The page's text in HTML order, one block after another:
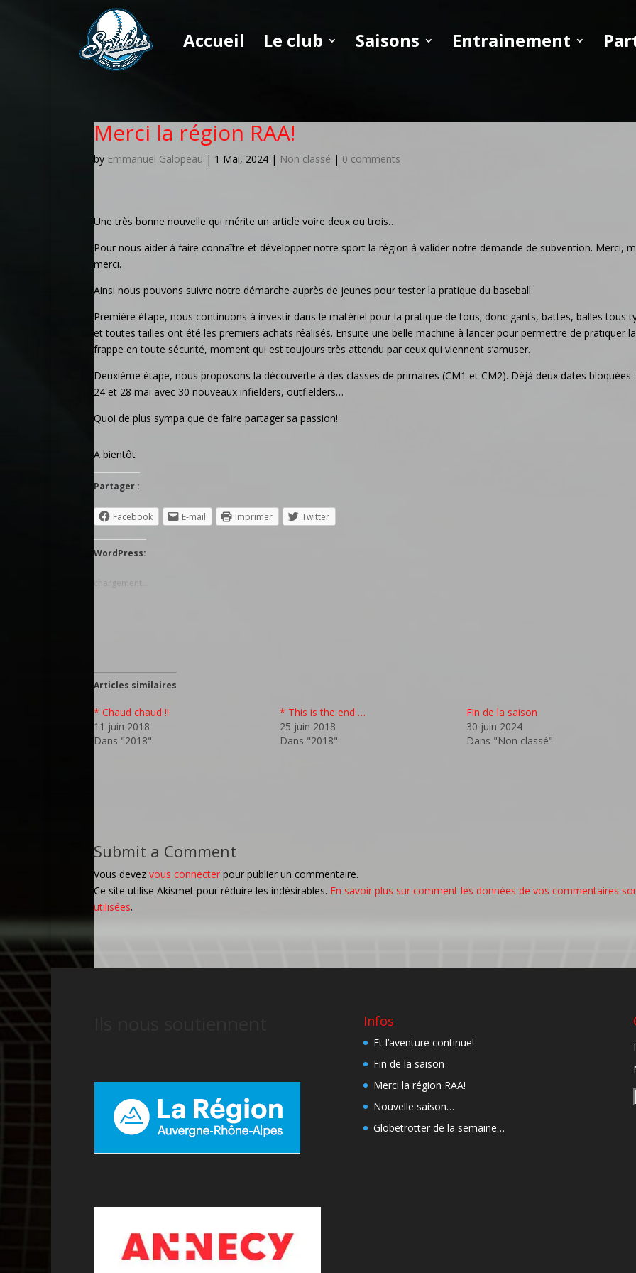
Accueil Le club Saisons Entrainement
Merci la région RAA!
by Emmanuel Galopeau | 1 Mai, 2024 | Non classé | 0 comments
Une très bonne nouvelle qui mérite un article voire deux ou trois…
Pour nous aider à faire connaître et développer notre sport la région à valider notre demande de subvention. Merci,
merci.
Ainsi nous pouvons suivre notre démarche auprès de jeunes pour tester la pratique du baseball.
Première étape, nous continuons à investir dans le matériel pour la pratique de tous; donc gants, battes, balles tous
et toutes tailles ont été les premiers achats réalisés. Ensuite une belle machine à lancer pour permettre de pratiquer la
frappe en toute sécurité, moment qui est toujours très attendu par ceux qui viennent s’amuser.
Deuxième étape, nous proposons la découverte à des classes de primaires (CM1 et CM2). Déjà deux dates bloquées
24 et 28 mai avec 30 nouveaux infielders, outfielders…
Quoi de plus sympa que de faire partager sa passion!
A bientôt
Partager :
Facebook E-mail Imprimer Twitter
WordPress:
Articles similaires
* Chaud chaud !!
11 juin 2018
Dans "2018"
* This is the end …
25 juin 2018
Dans "2018"
Fin de la saison
30 juin 2024
Dans "Non classé"
Submit a Comment
Vous devez vous connecter pour publier un commentaire.
Ce site utilise Akismet pour réduire les indésirables. En savoir plus sur comment les données de vos commentaires
utilisées.
Infos
Et l’aventure continue!
Fin de la saison
Merci la région RAA!
Nouvelle saison…
Globetrotter de la semaine…